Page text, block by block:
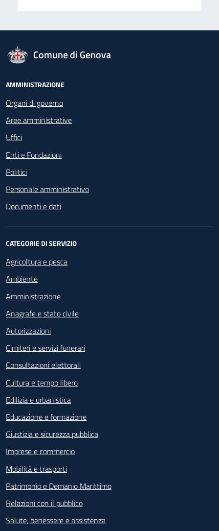
logo Unione Europea
Comune di Genova
Footer - Navigazione
AMMINISTRAZIONE
Organi di governo
Aree amministrative
Uffici
Enti e Fondazioni
Politici
Personale amministrativo
Documenti e dati
CATEGORIE DI SERVIZIO
Agricoltura e pesca
Ambiente
Amministrazione
Anagrafe e stato civile
Autorizzazioni
Cimiteri e servizi funerari
Consultazioni elettorali
Cultura e tempo libero
Edilizia e urbanistica
Educazione e formazione
Giustizia e sicurezza pubblica
Imprese e commercio
Mobilità e trasporti
Patrimonio e Demanio Marittimo
Relazioni con il pubblico
Salute, benessere e assistenza